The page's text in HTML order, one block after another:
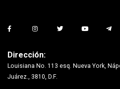
Dirección:
Louisiana No. 113 esq. Nueva York,
Juárez., 3810, D.F.